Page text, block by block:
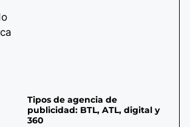
Tipos de agencia de
publicidad: BTL, ATL, digital y
360